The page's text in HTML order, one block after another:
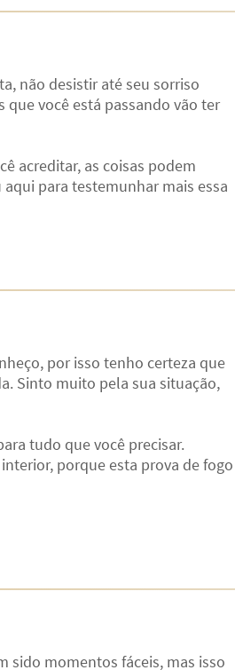
não desistir até seu sorriso
você está passando vão ter
acreditar, as coisas podem
para testemunhar mais essa
por isso tenho certeza que
Sinto muito pela sua situação,
tudo que você precisar.
porque esta prova de fogo
sido momentos fáceis, mas isso